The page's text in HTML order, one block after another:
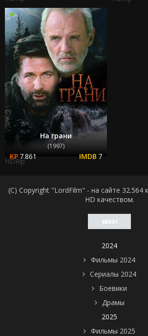
На грани
(1997)
7.861 7
HDRip
(C) Copyright "LordFilm" - на сайте 32.564
HD качеством.
2024
Фильмы 2024
Сериалы 2024
Боевики
Драмы
2025
Фильмы 2025